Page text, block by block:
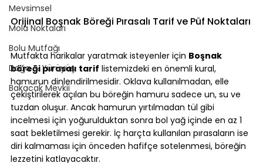
Mevsimsel
Mola Noktaları
Bolu Mutfağı
Doğa & Yürüyüş
Bakacak Mevkii
Orijinal Boşnak Böreği Pırasalı Tarif ve Püf Noktaları
Mutfakta harikalar yaratmak isteyenler için Boşnak
böreği pırasalı tarif listemizdeki en önemli kural,
hamurun dinlendirilmesidir. Oklava kullanılmadan, elle
çekiştirilerek açılan bu böreğin hamuru sadece un, su ve
tuzdan oluşur. Ancak hamurun yırtılmadan tül gibi
incelmesi için yoğurulduktan sonra bol yağ içinde en az 1
saat bekletilmesi gerekir. İç harçta kullanılan pırasaların ise
diri kalmaması için önceden hafifçe sotelenmesi, böreğin
lezzetini katlayacaktır.